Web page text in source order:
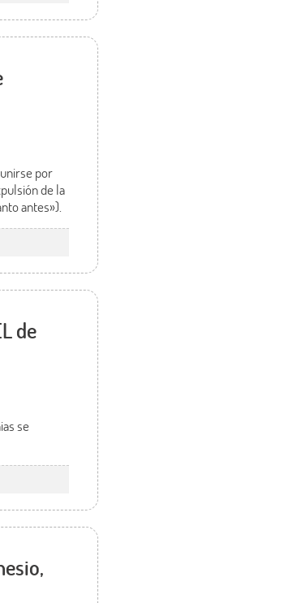
por
de la
antes»).
de
se